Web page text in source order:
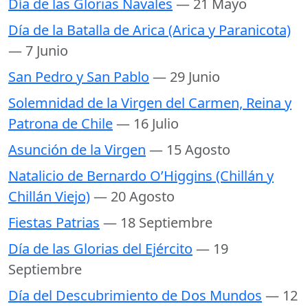
Día de las Glorias Navales — 21 Mayo
Día de la Batalla de Arica (Arica y Paranicota)
— 7 Junio
San Pedro y San Pablo — 29 Junio
Solemnidad de la Virgen del Carmen, Reina y
Patrona de Chile— 16 Julio
Asunción de la Virgen — 15 Agosto
Natalicio de Bernardo O’Higgins (Chillán y
Chillán Viejo)— 20 Agosto
Fiestas Patrias — 18 Septiembre
Día de las Glorias del Ejército — 19
Septiembre
Día del Descubrimiento de Dos Mundos — 12